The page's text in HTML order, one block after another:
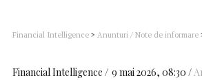
Financial Intelligence > Anunturi / Note de informare
Financial Intelligence 9 mai 2026, 08:30